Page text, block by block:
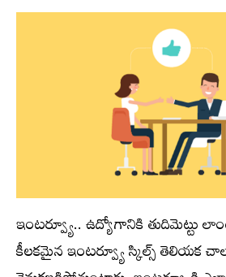
ఇంటర్వ్యూ.. ఉద్యోగానికి తుదిమెట్టు
కీలకమైన ఇంటర్వ్యూ స్కిల్స్ తెలియక